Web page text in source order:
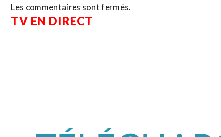
Les commentaires sont fermés.
TV EN DIRECT